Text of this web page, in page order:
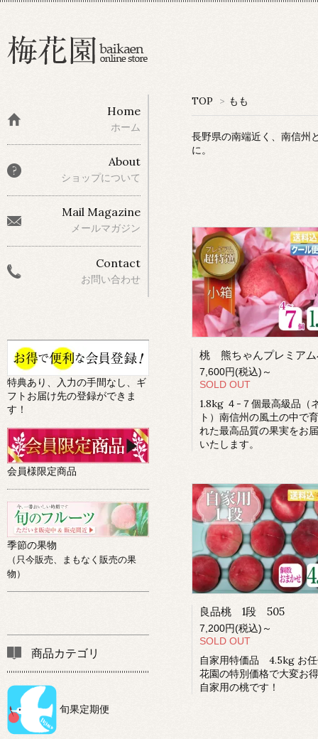
TOP > もも
長野県の南端近く、南信州
に。
7,600円(税込)～
SOLD OUT
1.8kg ４-７個最高級品（
ト）南信州の風土の中で
れた最高品質の果実をお
いたします。
良品桃 1段 505
7,200円(税込)～
SOLD OUT
自家用特価品 4.5kg お
花園の特別価格で大変お
自家用の桃です！
Home
ホーム
About
ショップについて
Mail Magazine
メールマガジン
Contact
お問い合わせ
特典あり、入力の手間なし、ギ
フトお届け先の登録ができま
す！
会員様限定商品
季節の果物
（只今販売、まもなく販売の果
物）
商品カテゴリ
旬果定期便